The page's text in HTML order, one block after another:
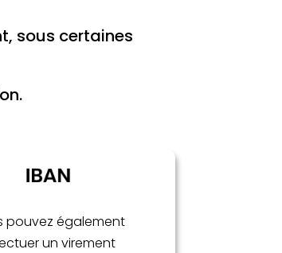
sous certaines
pouvez également
un virement